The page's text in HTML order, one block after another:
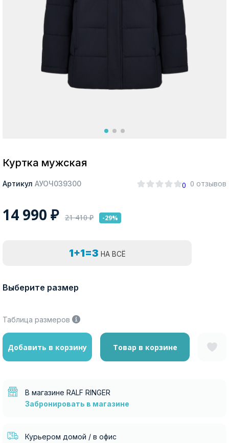
Москва
Куртка мужская
Артикул АУОЧ039300 0 0 отзывов
14 990 ₽ 21 410₽ -29%
1+1=3 НА ВСЁ
Выберите размер
Таблица размеров
Добавить в корзину Товар в корзине
В магазине RALF RINGER
Забронировать в магазине
Курьером домой / в офис